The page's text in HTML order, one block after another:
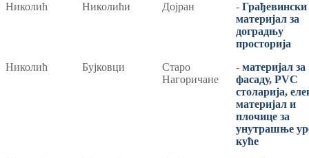
Николић
Николићи Дојран - Грађевински
материјал за
доградњу
просторија
Николић
Бујковци
Старо
Нагоричане
- материјал за
фасаду, PVC
столарија,
материјал и
плочице за
унутрашње
куће